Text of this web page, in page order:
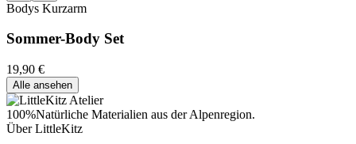
Bodys Kurzarm
Sommer-Body Set
19,90 €
Alle ansehen
100%Natürliche Materialien aus der Alpenregion.
Über LittleKitz